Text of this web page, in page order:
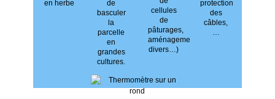
en herbe
de
basculer
la
parcelle
en
grandes
cultures.
cellules
de
pâturages,
aménagements
divers…)
protection
des
câbles,
…